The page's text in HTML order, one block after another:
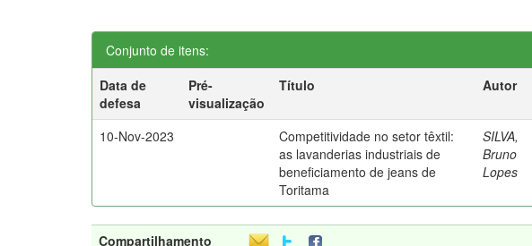
Conjunto de itens:
Data de
defesa
Pré-
visualização
Título Autor
10-Nov-2023
Competitividade no setor têxtil:
as lavanderias industriais de
beneficiamento de jeans de
Toritama
SILVA,
Bruno
Lopes
Compartilhamento